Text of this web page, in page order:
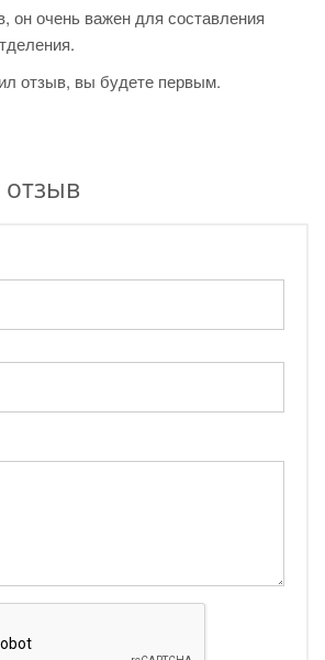
он очень важен для составления
отзыв, вы будете первым.